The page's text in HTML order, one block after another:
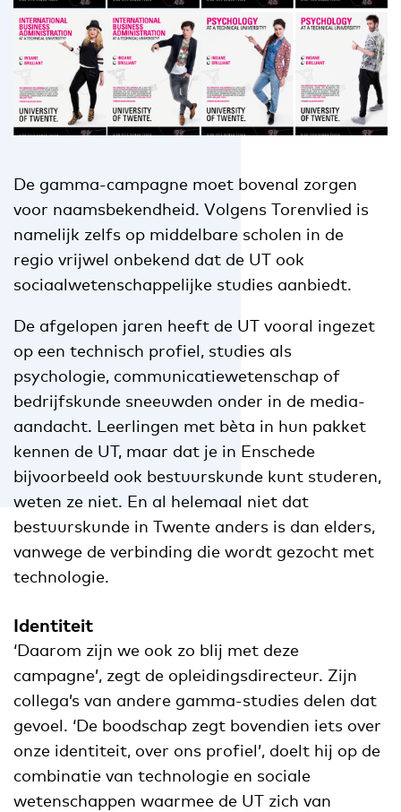
De gamma-campagne moet bovenal zorgen
voor naamsbekendheid. Volgens Torenvlied is
namelijk zelfs op middelbare scholen in de
regio vrijwel onbekend dat de UT ook
sociaalwetenschappelijke studies aanbiedt.
De afgelopen jaren heeft de UT vooral ingezet
op een technisch profiel, studies als
psychologie, communicatiewetenschap of
bedrijfskunde sneeuwden onder in de media-
aandacht. Leerlingen met bèta in hun pakket
kennen de UT, maar dat je in Enschede
bijvoorbeeld ook bestuurskunde kunt studeren,
weten ze niet. En al helemaal niet dat
bestuurskunde in Twente anders is dan elders,
vanwege de verbinding die wordt gezocht met
technologie.
Identiteit
‘Daarom zijn we ook zo blij met deze
campagne’, zegt de opleidingsdirecteur. Zijn
collega’s van andere gamma-studies delen dat
gevoel. ‘De boodschap zegt bovendien iets over
onze identiteit, over ons profiel’, doelt hij op de
combinatie van technologie en sociale
wetenschappen waarmee de UT zich van